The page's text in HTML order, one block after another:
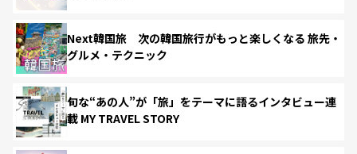
Next韓国旅 次の韓国旅行がもっと楽しくなる 旅先・
グルメ・テクニック
旬な“あの人”が「旅」をテーマに語るインタビュー連
載 MY TRAVEL STORY